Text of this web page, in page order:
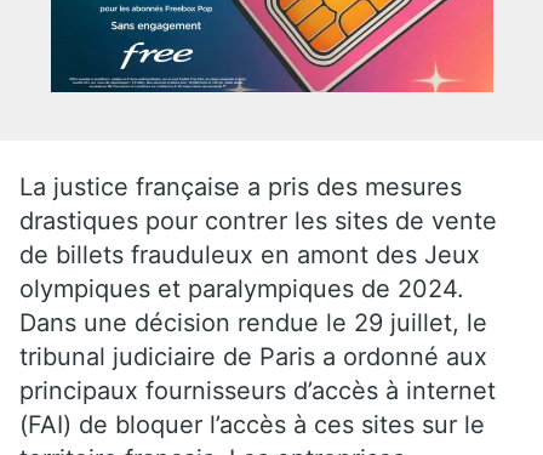
La justice française a pris des mesures
drastiques pour contrer les sites de vente
de billets frauduleux en amont des Jeux
olympiques et paralympiques de 2024.
Dans une décision rendue le 29 juillet, le
tribunal judiciaire de Paris a ordonné aux
principaux fournisseurs d’accès à internet
(FAI) de bloquer l’accès à ces sites sur le